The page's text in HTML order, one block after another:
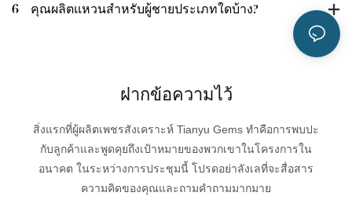
6 คุณผลิตแหวนสำหรับผู้ชายประเภทใดบ้าง?
ฝากข้อความไว้
สิ่งแรกที่ผู้ผลิตเพชรสังเคราะห์ Tianyu Gems ทำคือการพบปะ
กับลูกค้าและพูดคุยถึงเป้าหมายของพวกเขาในโครงการใน
อนาคต ในระหว่างการประชุมนี้ โปรดอย่าลังเลที่จะสื่อสาร
ความคิดของคุณและถามคำถามมากมาย